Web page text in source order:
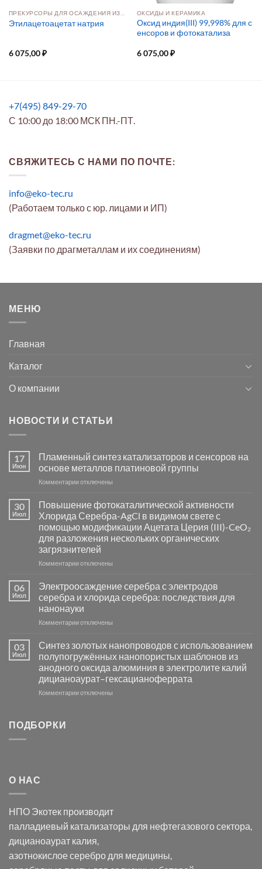
Этилацетоацетат натрия
6 075,00₽
ОКСИДЫ И КЕРАМИКА
Оксид индия(III) 99,998% для с
енсоров и фотокатализа
6 075,00₽
+7(495) 849-29-70
С 10:00 до 18:00 МСК ПН.-ПТ.
СВЯЖИТЕСЬ С НАМИ ПО ПОЧТЕ:
info@eko-tec.ru
(Работаем только с юр. лицами и ИП)
dragmet@eko-tec.ru
(Заявки по драгметаллам и их соединениям)
МЕНЮ
Главная
Каталог
О компании
НОВОСТИ И СТАТЬИ
17
Июн
Пламенный синтез катализаторов и сенсоров на
основе металлов платиновой группы
Комментариик
Пламенный
синтез
катализаторов
и
сенсоров
на
основе
группы
отключены
30
Июл
Повышение фотокаталитической активности
Хлорида Серебра-AgCl в видимом свете с
помощью модификации Ацетата Церия (III)-CeO₂
для разложения нескольких органических
загрязнителей
Комментариик
фотокаталитической
активности
Хлорида
Серебра-
в
видимом
свете
с
помощью
модификации
отключены
06
Июл
Электроосаждение серебра с электродов
серебра и хлорида серебра: последствия для
нанонауки
Комментариик
серебра
с
электродов
серебра
и
отключены
03
Июл
Синтез золотых нанопроводов с использованием
полупогружённых нанопористых шаблонов из
анодного оксида алюминия в электролите калий
дицианоаурат–гексацианоферрата
Комментариик
оксида
в
электролите
калий
дицианоаурат–
отключены
ПОДБОРКИ
О НАС
НПО Экотек производит
палладиевый катализаторы для нефтегазового сектора,
дицианоаурат калия,
азотнокислое серебро для медицины,